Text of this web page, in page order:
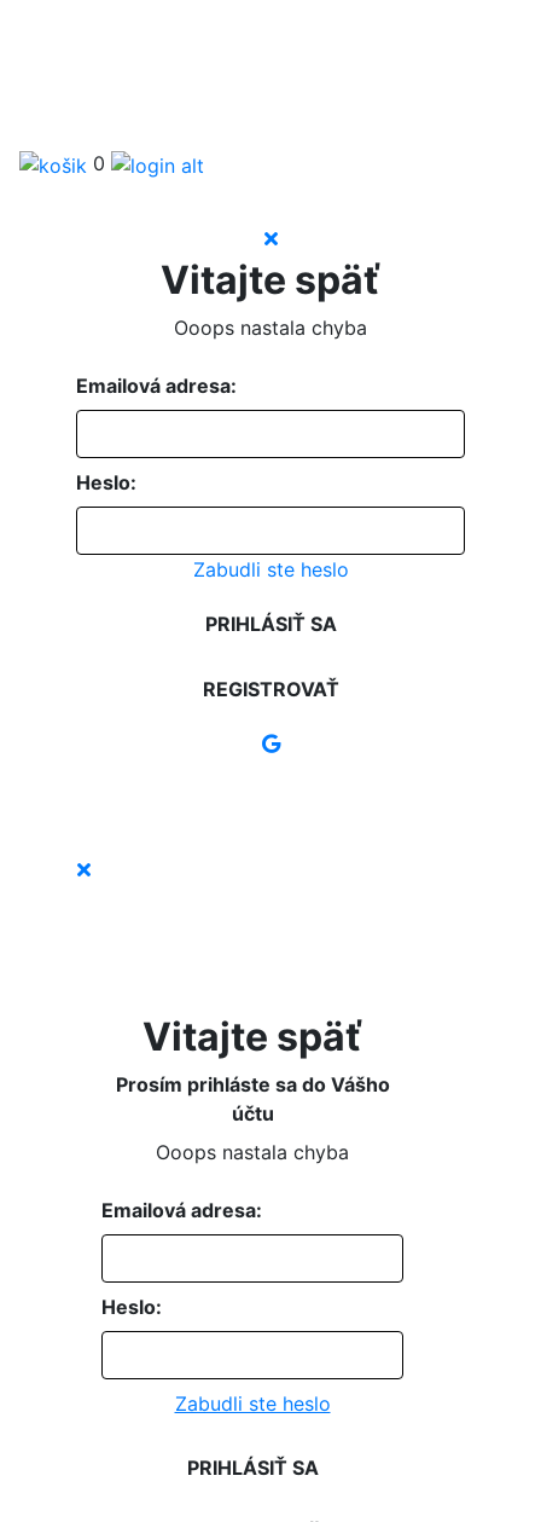
0
Vitajte späť
Ooops nastala chyba
Emailová adresa:
Heslo:
Zabudli ste heslo
PRIHLÁSIŤ SA
REGISTROVAŤ
Vitajte späť
Prosím prihláste sa do Vášho
účtu
Ooops nastala chyba
Emailová adresa:
Heslo:
Zabudli ste heslo
PRIHLÁSIŤ SA